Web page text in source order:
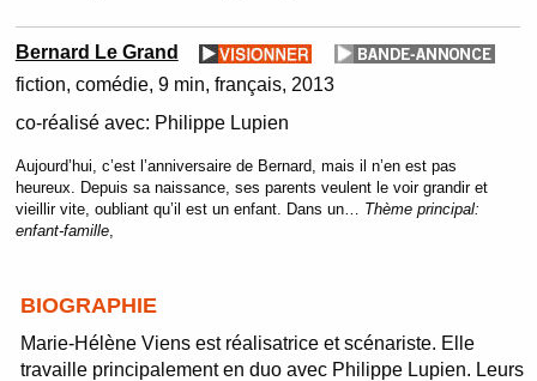
Bernard Le Grand
fiction comédie 9 min français 2013
co-réalisé avec: Philippe Lupien
Aujourd’hui, c’est l’anniversaire de Bernard, mais il n’en est pas
heureux. Depuis sa naissance, ses parents veulent le voir grandir et
vieillir vite, oubliant qu’il est un enfant. Dans un… Thème principal:
enfant-famille,
BIOGRAPHIE
Marie-Hélène Viens est réalisatrice et scénariste. Elle
travaille principalement en duo avec Philippe Lupien. Leurs